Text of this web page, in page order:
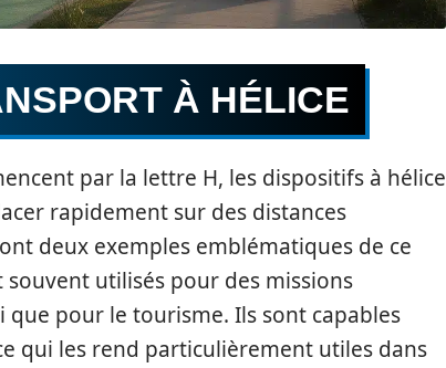
À HÉLICE
par la lettre H, les dispositifs à hélice
rapidement sur des distances
deux exemples emblématiques de ce
utilisés pour des missions
que pour le tourisme. Ils sont capables
qui les rend particulièrement utiles dans